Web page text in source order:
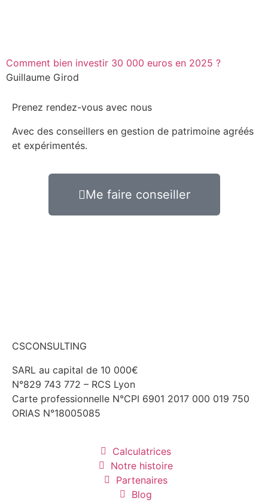
Comment bien investir 30 000 euros en 2025 ?
Guillaume Girod
Prenez rendez-vous avec nous
Avec des conseillers en gestion de patrimoine agréés
et expérimentés.
Me faire conseiller
CSCONSULTING
SARL au capital de 10 000€
N°829 743 772 – RCS Lyon
Carte professionnelle N°CPI 6901 2017 000 019 750
ORIAS N°18005085
Calculatrices
Notre histoire
Partenaires
Blog